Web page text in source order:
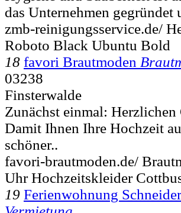
das Unternehmen
zmb-reinigungsservice.de/
Roboto Black Ubuntu Bold
18 favori Brautmoden
03238
Finsterwalde
Zunächst einmal:
Damit Ihnen Ihre Hochzeit
schöner..
favori-brautmoden.de/
Uhr Hochzeitskleider
19 Ferienwohnung